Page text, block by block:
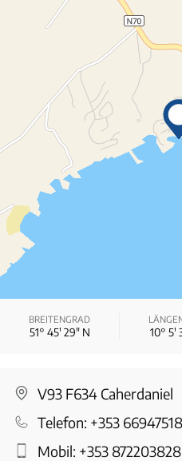
BREITENGRAD
51° 45′ 29″ N 10° 5′
V93 F634 Caherdaniel
Telefon: +353
Mobil: +353 872203828